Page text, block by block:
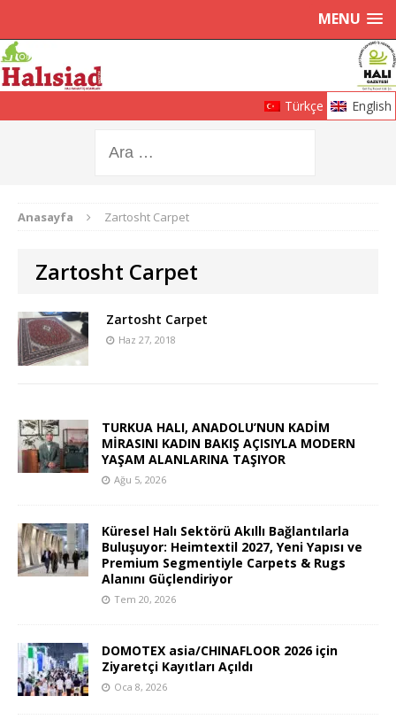
MENU
Türkçe English
Anasayfa Zartosht Carpet
Zartosht Carpet
Zartosht Carpet
Haz 27, 2018
TURKUA HALI, ANADOLU’NUN KADİM
MİRASINI KADIN BAKIŞ AÇISIYLA MODERN
YAŞAM ALANLARINA TAŞIYOR
Ağu 5, 2026
Küresel Halı Sektörü Akıllı Bağlantılarla
Buluşuyor: Heimtextil 2027, Yeni Yapısı ve
Premium Segmentiyle Carpets & Rugs
Alanını Güçlendiriyor
Tem 20, 2026
DOMOTEX asia/CHINAFLOOR 2026 için
Ziyaretçi Kayıtları Açıldı
Oca 8, 2026